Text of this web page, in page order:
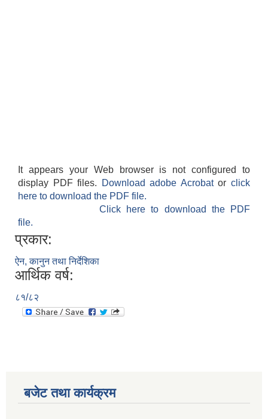
It appears your Web browser is not configured to
display PDF files.
Download adobe Acrobatorclick
here to download the PDF file.
Click here to download the PDF
file.
प्रकार:
ऐन, कानुन तथा निर्देशिका
आर्थिक वर्ष:
८१/८२
बजेट तथा कार्यक्रम